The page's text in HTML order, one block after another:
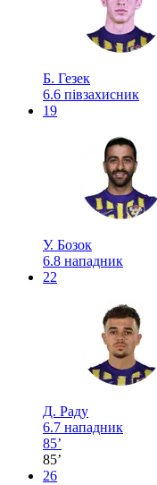
Б. Гезек
6.6 півзахисник
19
У. Бозок
6.8 нападник
22
Д. Раду
6.7 нападник
85’
85’
26